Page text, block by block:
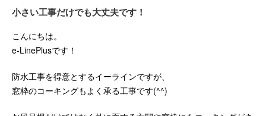
小さい工事だけでも大丈夫です！
こんにちは。
e-LinePlusです！
防水工事を得意とするイーラインですが、
窓枠のコーキングもよく承る工事です(^^)